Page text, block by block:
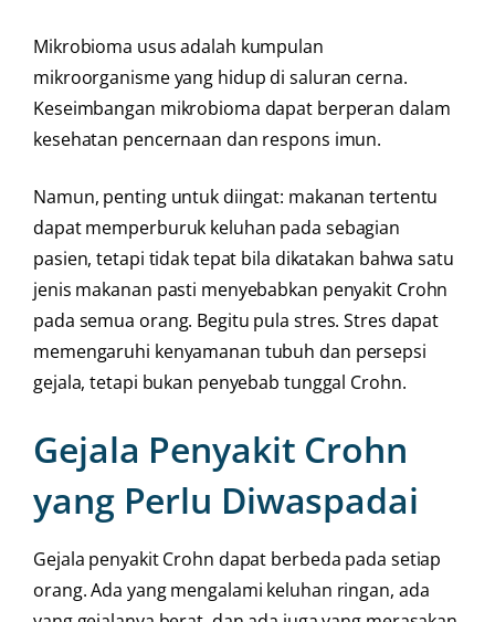
Mikrobioma usus adalah kumpulan
mikroorganisme yang hidup di saluran cerna.
Keseimbangan mikrobioma dapat berperan dalam
kesehatan pencernaan dan respons imun.
Namun, penting untuk diingat: makanan tertentu
dapat memperburuk keluhan pada sebagian
pasien, tetapi tidak tepat bila dikatakan bahwa satu
jenis makanan pasti menyebabkan penyakit Crohn
pada semua orang. Begitu pula stres. Stres dapat
memengaruhi kenyamanan tubuh dan persepsi
gejala, tetapi bukan penyebab tunggal Crohn.
Gejala Penyakit Crohn
yang Perlu Diwaspadai
Gejala penyakit Crohn dapat berbeda pada setiap
orang. Ada yang mengalami keluhan ringan, ada